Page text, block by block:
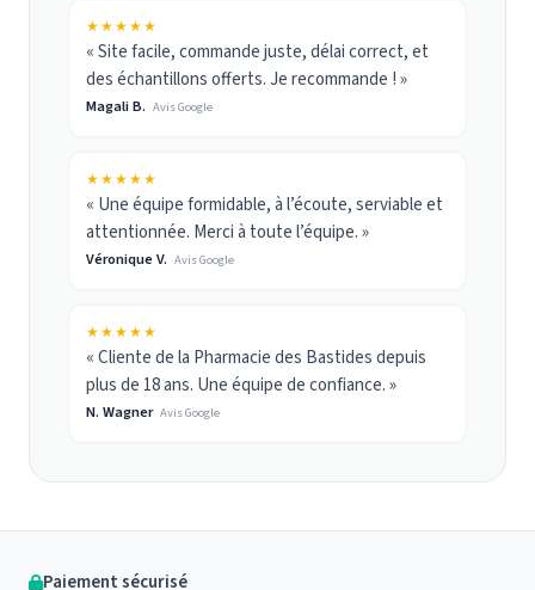
★★★★★
« Site facile, commande juste, délai correct, et
des échantillons offerts. Je recommande ! »
Magali B. Avis Google
★★★★★
« Une équipe formidable, à l’écoute, serviable et
attentionnée. Merci à toute l’équipe. »
Véronique V. Avis Google
★★★★★
« Cliente de la Pharmacie des Bastides depuis
plus de 18 ans. Une équipe de confiance. »
N. Wagner Avis Google
Paiement sécurisé